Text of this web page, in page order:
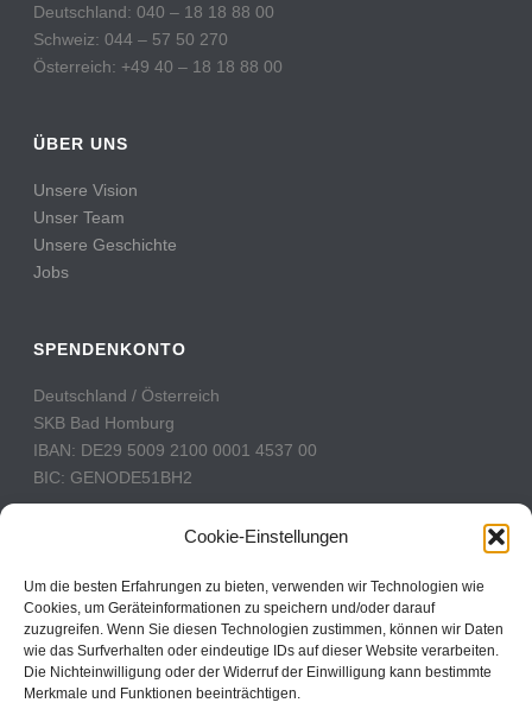
Cookie-Einstellungen
Um die besten Erfahrungen zu bieten, verwenden wir Technologien wie
Cookies, um Geräteinformationen zu speichern und/oder darauf
zuzugreifen. Wenn Sie diesen Technologien zustimmen, können wir Daten
wie das Surfverhalten oder eindeutige IDs auf dieser Website verarbeiten.
Die Nichteinwilligung oder der Widerruf der Einwilligung kann bestimmte
Merkmale und Funktionen beeinträchtigen.
Deutschland: 040 – 18 18 88 00
Schweiz: 044 – 57 50 270
Österreich: +49 40 – 18 18 88 00
ÜBER UNS
Unsere Vision
Unser Team
Unsere Geschichte
Jobs
SPENDENKONTO
Deutschland / Österreich
SKB Bad Homburg
IBAN: DE29 5009 2100 0001 4537 00
BIC: GENODE51BH2
Konto: 60-742493-7
IBAN: CH31 0900 0000 6074 2493 7
BIC: POFICHBEXXX